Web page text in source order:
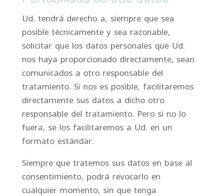
Ud. tendrá derecho a, siempre que sea
posible técnicamente y sea razonable,
solicitar que los datos personales que Ud.
nos haya proporcionado directamente, sean
comunicados a otro responsable del
tratamiento. Si nos es posible, facilitaremos
directamente sus datos a dicho otro
responsable del tratamiento. Pero si no lo
fuera, se los facilitaremos a Ud. en un
formato estándar.
Siempre que tratemos sus datos en base al
consentimiento, podrá revocarlo en
cualquier momento, sin que tenga